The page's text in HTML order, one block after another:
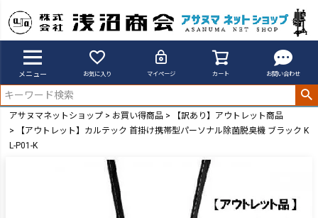
メニュー お気に入り マイページ カート お問い合わせ
アサヌマネットショップ お買い得商品
【訳あり】アウトレット商品
【アウトレット】カルテック 首掛け携帯型パーソナル除菌脱臭機 ブラック K
L-P01-K